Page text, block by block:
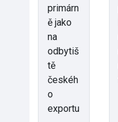
primárn
ě jako
na
odbytiš
tě
českéh
o
exportu